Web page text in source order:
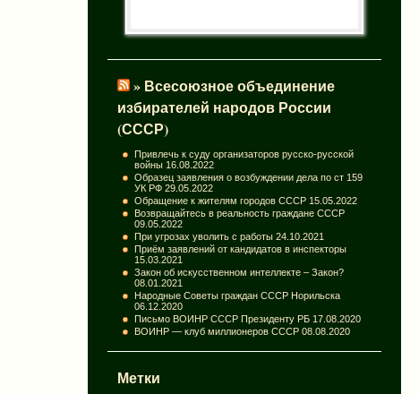
» Всесоюзное объединение
избирателей народов России
(СССР)
Привлечь к суду организаторов русско-русской
войны 16.08.2022
Образец заявления о возбуждении дела по ст 159
УК РФ 29.05.2022
Обращение к жителям городов СССР 15.05.2022
Возвращайтесь в реальность граждане СССР
09.05.2022
При угрозах уволить с работы 24.10.2021
Приём заявлений от кандидатов в инспекторы
15.03.2021
Закон об искусственном интеллекте – Закон?
08.01.2021
Народные Советы граждан СССР Норильска
06.12.2020
Письмо ВОИНР СССР Президенту РБ 17.08.2020
ВОИНР — клуб миллионеров СССР 08.08.2020
Метки